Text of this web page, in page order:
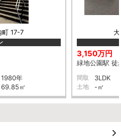
町 17-7
1980年
69.85㎡
3,150万円
緑地公園駅 徒
間取 3LDK
土地 -㎡